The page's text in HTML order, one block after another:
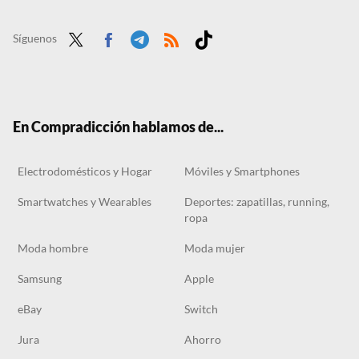
Síguenos
En Compradicción hablamos de...
Electrodomésticos y Hogar Móviles y Smartphones
Smartwatches y Wearables
Deportes: zapatillas, running,
ropa
Moda hombre Moda mujer
Samsung Apple
eBay Switch
Jura Ahorro